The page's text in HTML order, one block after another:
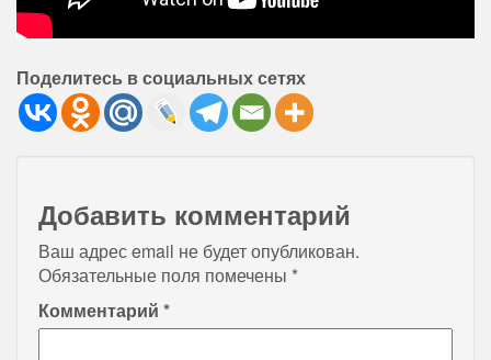
Поделитесь в социальных сетях
Добавить комментарий
Ваш адрес email не будет опубликован.
Обязательные поля помечены *
Комментарий *